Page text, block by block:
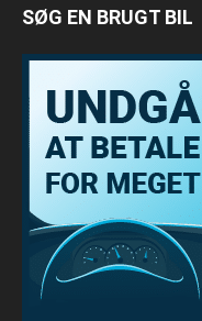
SØG EN BRUGT BIL